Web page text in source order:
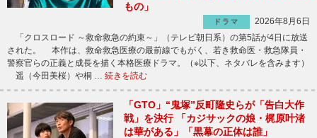
もの」
ドラマ
2026年8月6日
「クロスロード ～救命救急の約束～」（テレビ朝日系）の第5話が4日に放送
された。 本作は、救命救急医療の最前線でもがく、若き救命医・救急隊員・
警察官らの正義と成長を描く本格医療ドラマ。（※以下、ネタバレを含みます）
遥（今田美桜）や桐 … 続きを読む
「GTO」“鬼塚”反町隆史らが「告白大作
戦」を決行 「カジサックの娘・梶原叶渚
は華がある」「黒幕の正体は誰」